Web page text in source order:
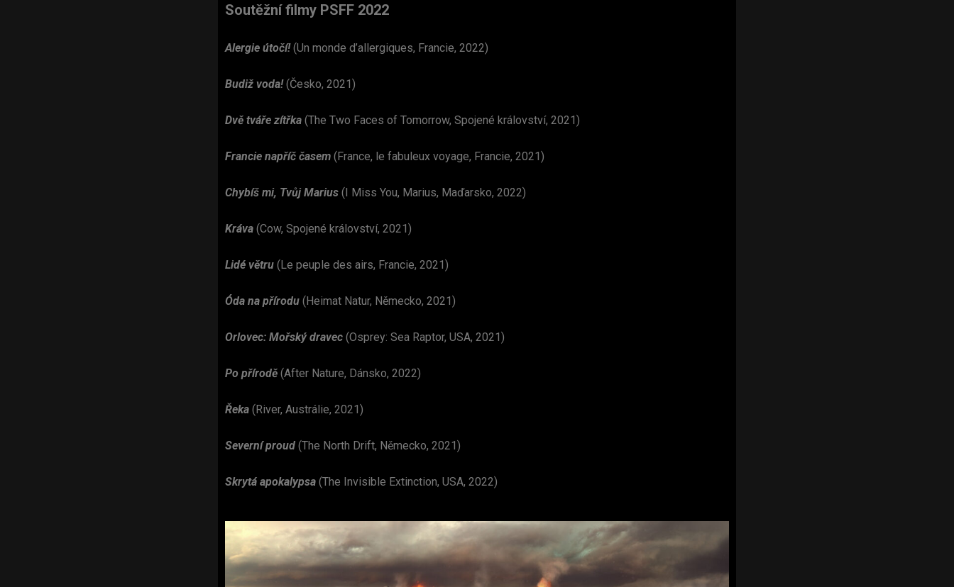
Soutěžní filmy PSFF 2022
Alergie útočí!(Un monde d’allergiques, Francie, 2022)
Budiž voda!(Česko, 2021)
Dvě tváře zítřka (The Two Faces of Tomorrow, Spojené království, 2021)
Francie napříč časem (France, le fabuleux voyage, Francie, 2021)
Chybíš mi, Tvůj Marius (I Miss You, Marius, Maďarsko, 2022)
Kráva (Cow, Spojené království, 2021)
Lidé větru (Le peuple des airs, Francie, 2021)
Óda na přírodu (Heimat Natur, Německo, 2021)
Orlovec: Mořský dravec (Osprey: Sea Raptor, USA, 2021)
Po přírodě (After Nature, Dánsko, 2022)
Řeka (River, Austrálie, 2021)
Severní proud (The North Drift, Německo, 2021)
Skrytá apokalypsa (The Invisible Extinction, USA, 2022)